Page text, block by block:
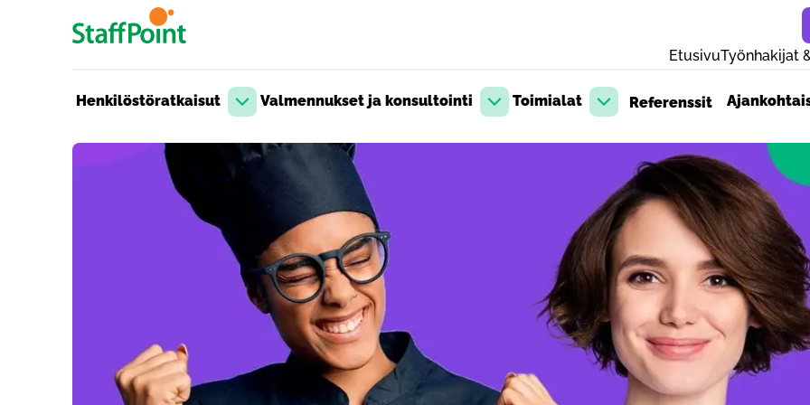
Hyppää pääsisältöön
EtusivuTyönhakijat
Henkilöstöratkaisut
Avaa pudotusvalikko
Valmennukset ja konsultointi
Avaa pudotusvalikko
Toimialat
Avaa pudotusvalikko
Referenssit